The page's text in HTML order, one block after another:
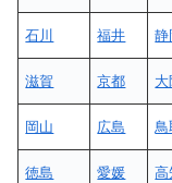
石川 福井 静
滋賀 京都 大
岡山 広島 鳥
徳島 愛媛 高